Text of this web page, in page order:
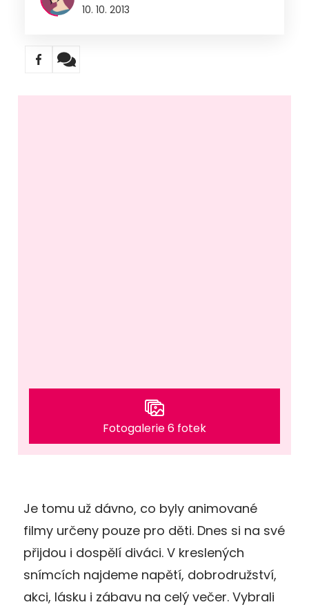
10. 10. 2013
Fotogalerie 6 fotek
Je tomu už dávno, co byly animované
filmy určeny pouze pro děti. Dnes si na své
přijdou i dospělí diváci. V kreslených
snímcích najdeme napětí, dobrodružství,
akci, lásku i zábavu na celý večer. Vybrali